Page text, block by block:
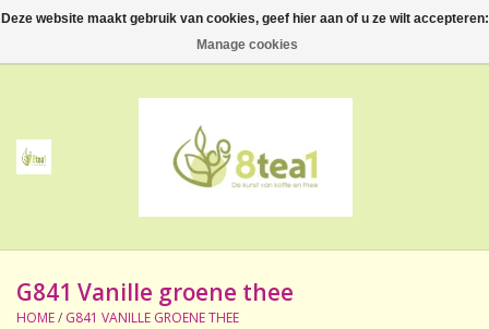
0 Artikelen - €--,--
Thee
Accessoires
G841 Vanille groene thee
HOME/ G841 VANILLE GROENE THEE
Deze website maakt gebruik van cookies, geef hier aan of u ze wilt accepteren:
Manage cookies